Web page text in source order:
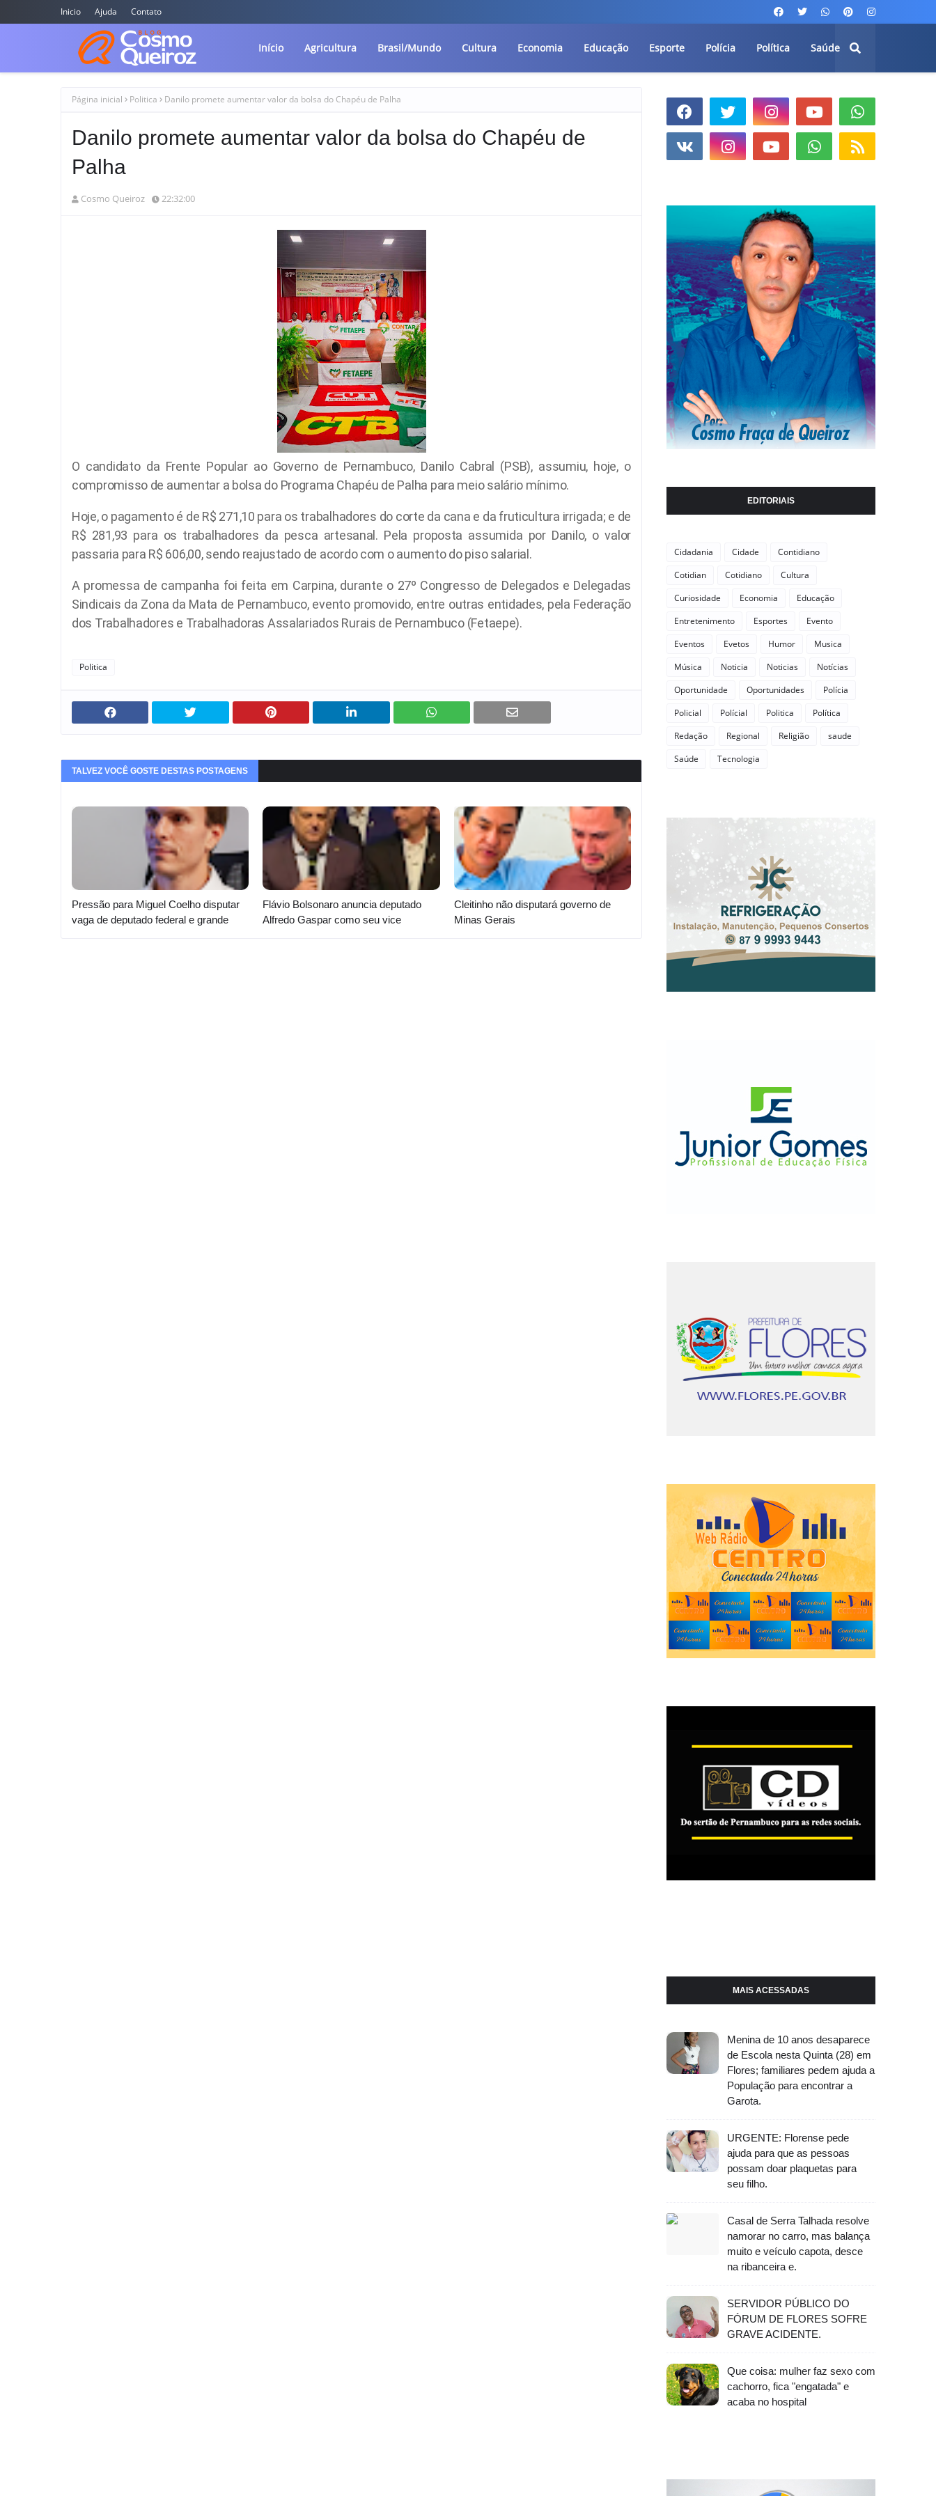
Inicio Ajuda Contato
Início Agricultura Brasil/Mundo Cultura Economia Educação Esporte Polícia Política Saúde
Página inicial Politica Danilo promete aumentar valor da bolsa do Chapéu de Palha
Danilo promete aumentar valor da bolsa do Chapéu de
Palha
Cosmo Queiroz 22:32:00
O candidato da Frente Popular ao Governo de Pernambuco, Danilo Cabral (PSB), assumiu, hoje, o
compromisso de aumentar a bolsa do Programa Chapéu de Palha para meio salário mínimo.
Hoje, o pagamento é de R$ 271,10 para os trabalhadores do corte da cana e da fruticultura irrigada; e de
R$ 281,93 para os trabalhadores da pesca artesanal. Pela proposta assumida por Danilo, o valor
passaria para R$ 606,00, sendo reajustado de acordo com o aumento do piso salarial.
A promessa de campanha foi feita em Carpina, durante o 27º Congresso de Delegados e Delegadas
Sindicais da Zona da Mata de Pernambuco, evento promovido, entre outras entidades, pela Federação
dos Trabalhadores e Trabalhadoras Assalariados Rurais de Pernambuco (Fetaepe).
Politica
TALVEZ VOCÊ GOSTE DESTAS POSTAGENS
Pressão para Miguel Coelho disputar
vaga de deputado federal e grande
Flávio Bolsonaro anuncia deputado
Alfredo Gaspar como seu vice
Cleitinho não disputará governo de
Minas Gerais
EDITORIAIS
Cidadania Cidade
Contidiano
Cotidian
Cotidiano
Cultura
Curiosidade
Economia
Educação
Entretenimento
Esportes
Evento
Eventos
Evetos Humor
Musica
Música
Noticia Noticias
Notícias
Oportunidade
Oportunidades
Polícia
Policial
Polícial Politica
Política
Redação
Regional Religião
saude
Saúde
Tecnologia
MAIS ACESSADAS
Menina de 10 anos desaparece
de Escola nesta Quinta (28) em
Flores; familiares pedem ajuda a
População para encontrar a
Garota.
URGENTE: Florense pede
ajuda para que as pessoas
possam doar plaquetas para
seu filho.
Casal de Serra Talhada resolve
namorar no carro, mas balança
muito e veículo capota, desce
na ribanceira e.
SERVIDOR PÚBLICO DO
FÓRUM DE FLORES SOFRE
GRAVE ACIDENTE.
Que coisa: mulher faz sexo com
cachorro, fica "engatada" e
acaba no hospital